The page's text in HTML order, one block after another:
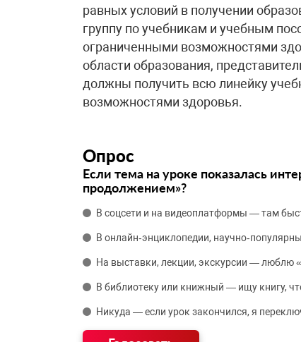
равных условий в получении
группу по учебникам и учебным
ограниченными возможностями
области образования,
должны получить всю линейку
возможностями здоровья.
Опрос
Если тема на уроке показалась
продолжением»?
В соцсети и на видеоплатформы — там
В онлайн‑энциклопедии,
На выставки, лекции, экскурсии — люблю
В библиотеку или книжный — ищу книгу,
Никуда — если урок закончился, я